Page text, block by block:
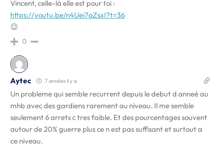
Vincent, celle-là elle est pour toi :
https://youtu.be/n4Uei7aZsxI?t=36
😉
0
Aytec 7 années il y a
Un probleme qui semble recurrent depuis le debut d anneé au
mhb avec des gardiens rarement au niveau. Il me semble
seulement 6 arrets c tres faible. Et des pourcentages souvent
autour de 20% guerre plus ce n est pas suffisant et surtout a
ce niveau.